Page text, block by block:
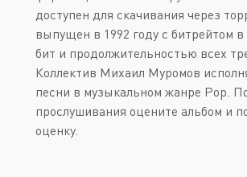
доступен для скачивания через
выпущен в 1992 году с битрейтом
бит и продолжительностью всех
Коллектив Михаил Муромов
песни в музыкальном жанре Pop.
прослушивания оцените альбом и
оценку.